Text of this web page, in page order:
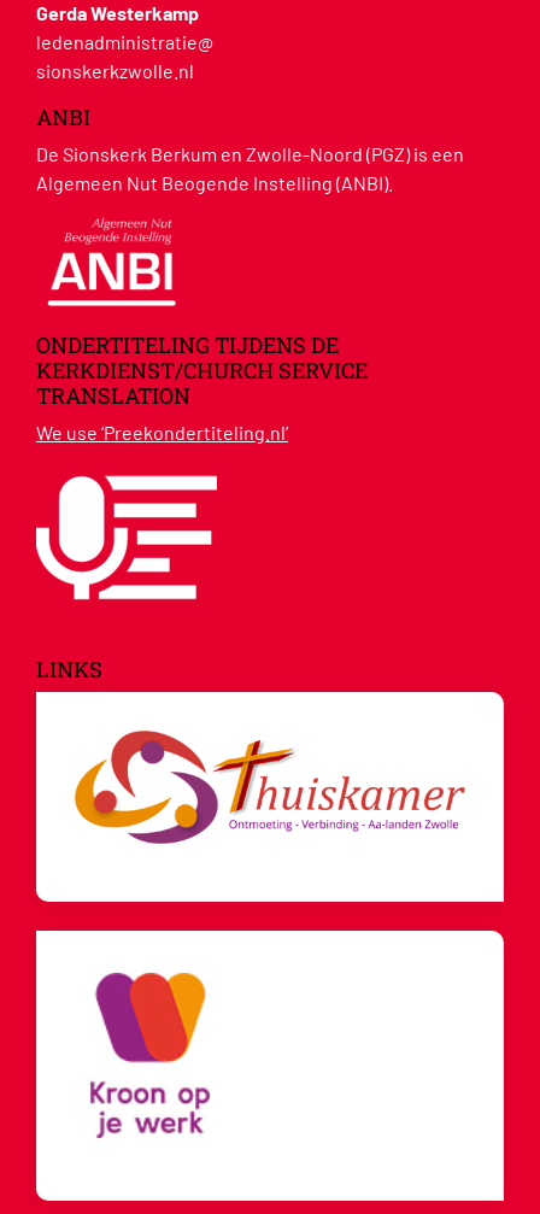
Gerda Westerkamp
ledenadministratie@
sionskerkzwolle.nl
ANBI
De Sionskerk Berkum en Zwolle-Noord (PGZ) is een
Algemeen Nut Beogende Instelling (ANBI).
ONDERTITELING TIJDENS DE
KERKDIENST/CHURCH SERVICE
TRANSLATION
We use ‘Preekondertiteling.nl’
LINKS